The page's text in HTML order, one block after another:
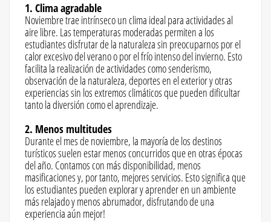
1. Clima agradable
Noviembre trae intrínseco un clima ideal para actividades al
aire libre. Las temperaturas moderadas permiten a los
estudiantes disfrutar de la naturaleza sin preocuparnos por el
calor excesivo del verano o por el frío intenso del invierno. Esto
facilita la realización de actividades como senderismo,
observación de la naturaleza, deportes en el exterior y otras
experiencias sin los extremos climáticos que pueden dificultar
tanto la diversión como el aprendizaje.
2. Menos multitudes
Durante el mes de noviembre, la mayoría de los destinos
turísticos suelen estar menos concurridos que en otras épocas
del año. Contamos con más disponibilidad, menos
masificaciones y, por tanto, mejores servicios. Esto significa que
los estudiantes pueden explorar y aprender en un ambiente
más relajado y menos abrumador, disfrutando de una
experiencia aún mejor!